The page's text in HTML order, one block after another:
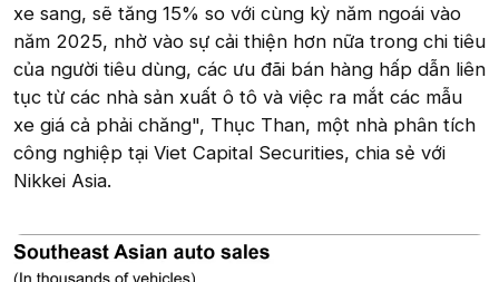
xe sang, sẽ tăng 15% so với cùng kỳ năm ngoái vào
năm 2025, nhờ vào sự cải thiện hơn nữa trong chi tiêu
của người tiêu dùng, các ưu đãi bán hàng hấp dẫn liên
tục từ các nhà sản xuất ô tô và việc ra mắt các mẫu
xe giá cả phải chăng", Thục Than, một nhà phân tích
công nghiệp tại Viet Capital Securities, chia sẻ với
Nikkei Asia.